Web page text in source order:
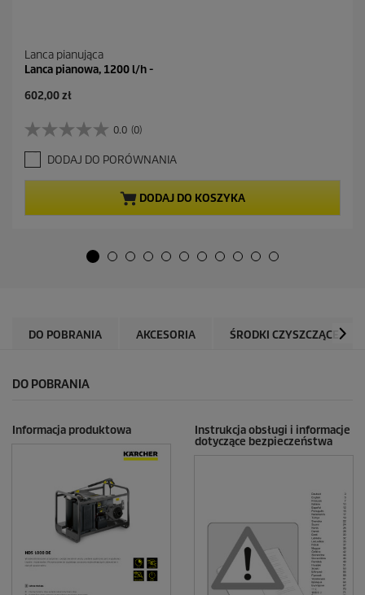
Lanca pianująca
Lanca pianowa, 1200 l/h -
A
t
u
a
l
n
c
602,00 zł
0.0 (0)
0
.
0
n
DODAJ DO PORÓWNANIA
DODAJ DO KOSZYKA
DO POBRANIA AKCESORIA ŚRODKI CZYSZCZĄCE
DO POBRANIA
Informacja produktowa
Instrukcja obsługi i informacje
dotyczące bezpieczeństwa